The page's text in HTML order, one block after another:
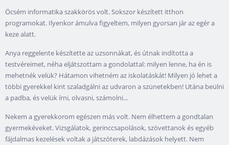
Öcsém informatika szakkörös volt. Sokszor készített itthon
programokat. Ilyenkor ámulva figyeltem, milyen gyorsan jár az egér a
keze alatt.
Anya reggelente készítette az uzsonnákat, és útnak indította a
testvéreimet, néha eljátszottam a gondolattal: milyen lenne, ha én is
mehetnék velük? Hátamon vihetném az iskolatáskát! Milyen jó lehet a
többi gyerekkel kint szaladgálni az udvaron a szünetekben! Utána beülni
a padba, és velük írni, olvasni, számolni...
Nekem a gyerekkorom egészen más volt. Nem élhettem a gondtalan
gyermekéveket. Vizsgálatok, gerinccsapolások, szövettanok és egyéb
fájdalmas kezelések voltak a játszóterek, labdázások helyett. Nem